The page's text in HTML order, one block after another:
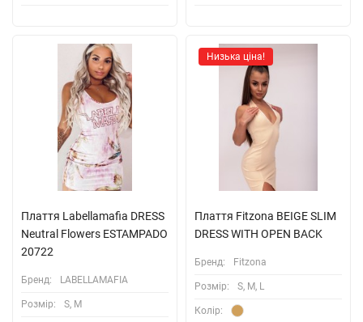
Плаття Labellamafia DRESS
Neutral Flowers ESTAMPADO
20722
Бренд: LABELLAMAFIA
Розмiр: S, M
Низька ціна!
Плаття Fitzona BEIGE SLIM
DRESS WITH OPEN BACK
Бренд: Fitzona
Розмiр: S, M, L
Колiр: